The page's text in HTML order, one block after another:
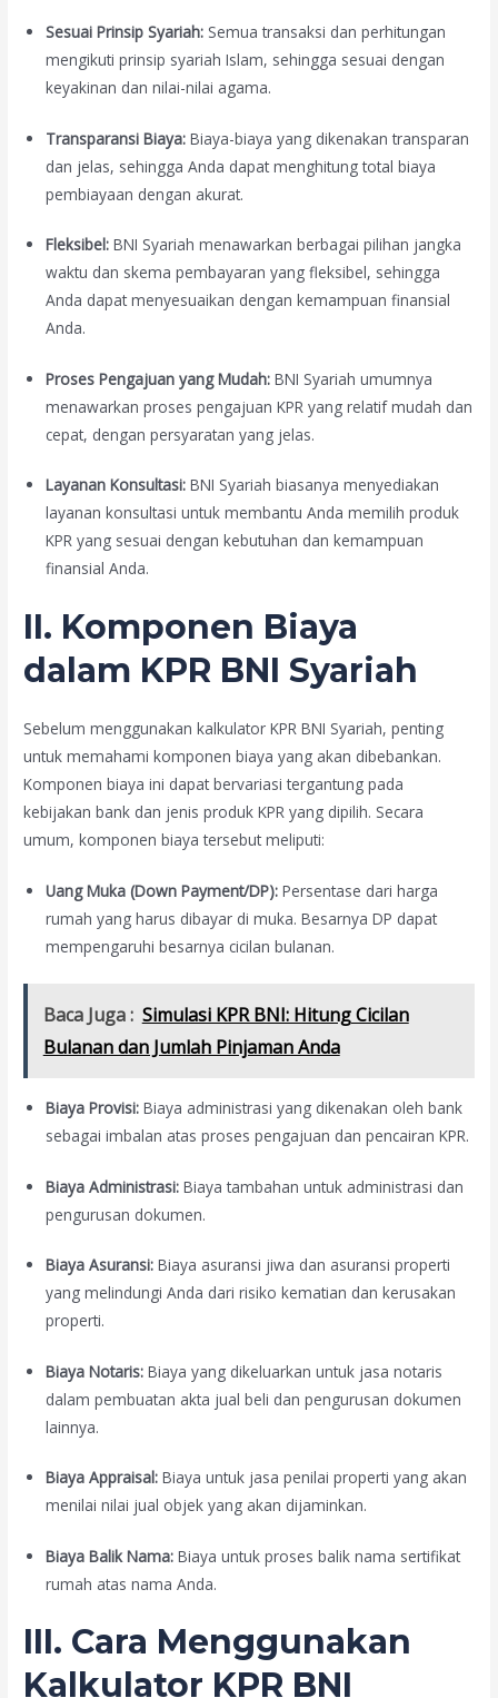
Sesuai Prinsip Syariah: Semua transaksi dan perhitungan
mengikuti prinsip syariah Islam, sehingga sesuai dengan
keyakinan dan nilai-nilai agama.
Transparansi Biaya: Biaya-biaya yang dikenakan transparan
dan jelas, sehingga Anda dapat menghitung total biaya
pembiayaan dengan akurat.
Fleksibel: BNI Syariah menawarkan berbagai pilihan jangka
waktu dan skema pembayaran yang fleksibel, sehingga
Anda dapat menyesuaikan dengan kemampuan finansial
Anda.
Proses Pengajuan yang Mudah: BNI Syariah umumnya
menawarkan proses pengajuan KPR yang relatif mudah dan
cepat, dengan persyaratan yang jelas.
Layanan Konsultasi: BNI Syariah biasanya menyediakan
layanan konsultasi untuk membantu Anda memilih produk
KPR yang sesuai dengan kebutuhan dan kemampuan
finansial Anda.
II. Komponen Biaya
dalam KPR BNI Syariah
Sebelum menggunakan kalkulator KPR BNI Syariah, penting
untuk memahami komponen biaya yang akan dibebankan.
Komponen biaya ini dapat bervariasi tergantung pada
kebijakan bank dan jenis produk KPR yang dipilih. Secara
umum, komponen biaya tersebut meliputi:
Uang Muka (Down Payment/DP): Persentase dari harga
rumah yang harus dibayar di muka. Besarnya DP dapat
mempengaruhi besarnya cicilan bulanan.
Baca Juga : Simulasi KPR BNI: Hitung Cicilan
Bulanan dan Jumlah Pinjaman Anda
Biaya Provisi: Biaya administrasi yang dikenakan oleh bank
sebagai imbalan atas proses pengajuan dan pencairan KPR.
Biaya Administrasi: Biaya tambahan untuk administrasi dan
pengurusan dokumen.
Biaya Asuransi: Biaya asuransi jiwa dan asuransi properti
yang melindungi Anda dari risiko kematian dan kerusakan
properti.
Biaya Notaris: Biaya yang dikeluarkan untuk jasa notaris
dalam pembuatan akta jual beli dan pengurusan dokumen
lainnya.
Biaya Appraisal: Biaya untuk jasa penilai properti yang akan
menilai nilai jual objek yang akan dijaminkan.
Biaya Balik Nama: Biaya untuk proses balik nama sertifikat
rumah atas nama Anda.
III. Cara Menggunakan
Kalkulator KPR BNI